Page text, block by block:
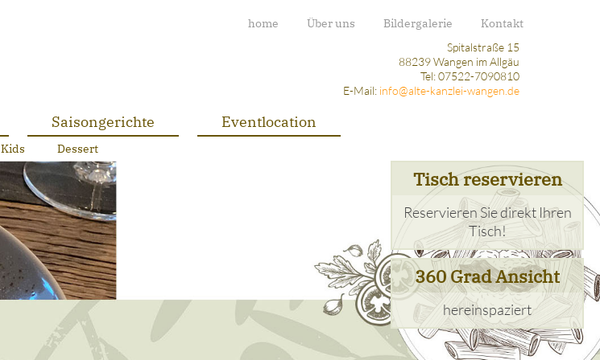
Spitalstraße 15
88239 Wangen im Allgäu
Tel: 07522-7090810
E-Mail: info@alte-kanzlei-wangen.de
Saisongerichte Eventlocation
home Über uns Bildergalerie Kontakt
Kids Dessert
Tisch reservieren
Reservieren Sie direkt Ihren
Tisch!
360 Grad Ansicht
hereinspaziert